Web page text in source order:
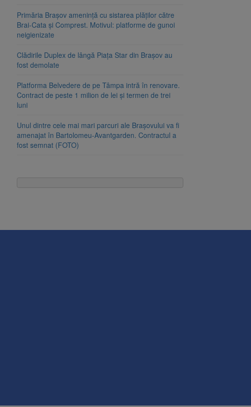
Primăria Brașov amenință cu sistarea plăților către
Brai-Cata și Comprest. Motivul: platforme de gunoi
neigienizate
Clădirile Duplex de lângă Piața Star din Brașov au
fost demolate
Platforma Belvedere de pe Tâmpa intră în renovare.
Contract de peste 1 milion de lei și termen de trei
luni
Unul dintre cele mai mari parcuri ale Brașovului va fi
amenajat în Bartolomeu-Avantgarden. Contractul a
fost semnat (FOTO)